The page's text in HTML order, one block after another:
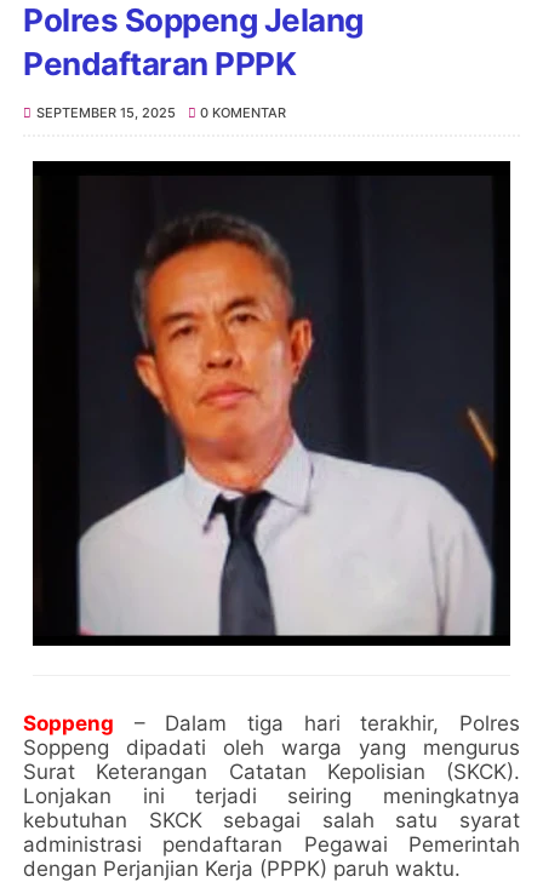
Polres Soppeng Jelang
Pendaftaran PPPK
SEPTEMBER 15, 2025 0 KOMENTAR
Soppeng – Dalam tiga hari terakhir, Polres
Soppeng dipadati oleh warga yang mengurus
Surat Keterangan Catatan Kepolisian (SKCK).
Lonjakan ini terjadi seiring meningkatnya
kebutuhan SKCK sebagai salah satu syarat
administrasi pendaftaran Pegawai Pemerintah
dengan Perjanjian Kerja (PPPK) paruh waktu.